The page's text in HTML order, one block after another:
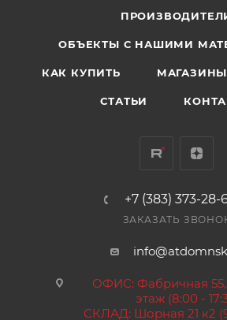
ОБЪЕКТЫ С НАШИМИ
КАК КУПИТЬ МАГАЗИНЫ
СТАТЬИ
+7 (383) 373-28-
ЗАКАЗАТЬ
ОФИС: Фабричная 55,
этаж (8:00 -
СКЛАД: Шорная 21 к2